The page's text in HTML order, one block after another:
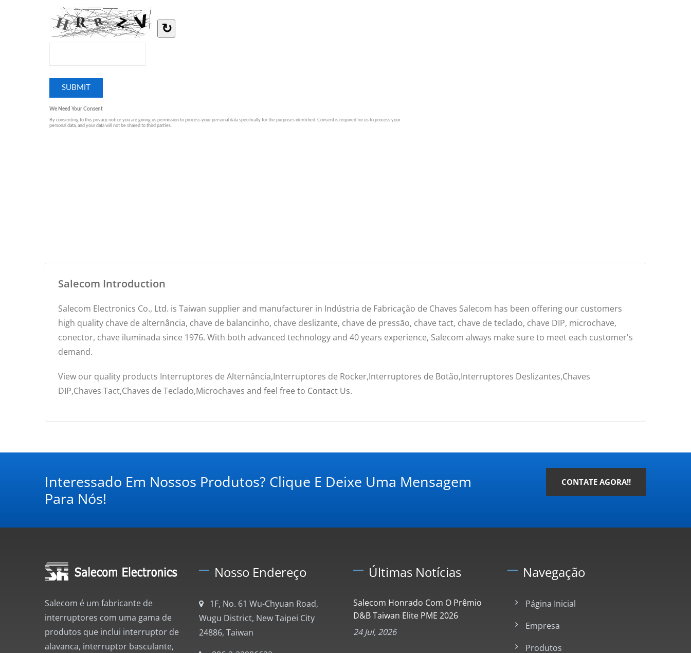
Salecom Introduction
Salecom Electronics Co., Ltd. is Taiwan supplier and manufacturer in Indústria de Fabricação de Chaves Salecom has been offering our customers
high quality chave de alternância, chave de balancinho, chave deslizante, chave de pressão, chave tact, chave de teclado, chave DIP, microchave,
conector, chave iluminada since 1976. With both advanced technology and 40 years experience, Salecom always make sure to meet each customer's
demand.
View our quality products Interruptores de Alternância,Interruptores de Rocker,Interruptores de Botão,Interruptores Deslizantes,Chaves
DIP,Chaves Tact,Chaves de Teclado,Microchaves and feel free to Contact Us.
Interessado Em Nossos Produtos? Clique E Deixe Uma Mensagem
Para Nós!
CONTATE AGORA!!
Salecom é um fabricante de
interruptores com uma gama de
produtos que inclui interruptor de
alavanca, interruptor basculante,
Nosso Endereço
1F, No. 61 Wu-Chyuan Road,
Wugu District, New Taipei City
24886, Taiwan
Últimas Notícias
Salecom Honrado Com O Prêmio
D&B Taiwan Elite PME 2026
24 Jul, 2026
Navegação
Página Inicial
Empresa
Produtos